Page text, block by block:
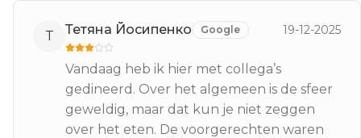
Т Тетяна Йосипенко Google 19-12-2025
Vandaag heb ik hier met collega’s
gedineerd. Over het algemeen is de sfeer
geweldig, maar dat kun je niet zeggen
over het eten. De voorgerechten waren